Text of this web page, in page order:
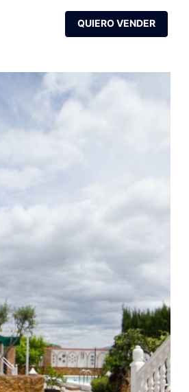
QUIERO VENDER